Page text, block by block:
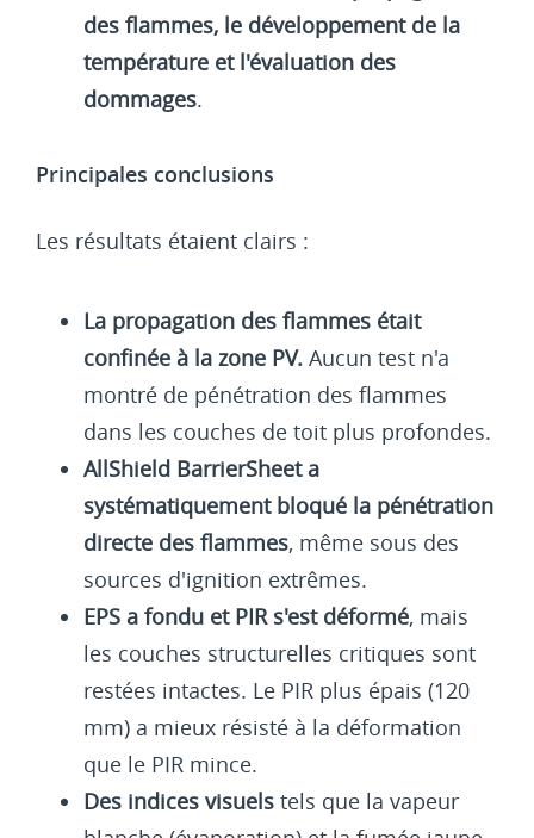
des flammes, le développement de la
température et l'évaluation des
dommages.
Principales conclusions
Les résultats étaient clairs :
La propagation des flammes était
confinée à la zone PV. Aucun test n'a
montré de pénétration des flammes
dans les couches de toit plus profondes.
AllShield BarrierSheet a
systématiquement bloqué la pénétration
directe des flammes, même sous des
sources d'ignition extrêmes.
EPS a fondu et PIR s'est déformé, mais
les couches structurelles critiques sont
restées intactes. Le PIR plus épais (120
mm) a mieux résisté à la déformation
que le PIR mince.
Des indices visuels tels que la vapeur